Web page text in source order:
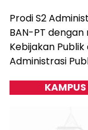
Prodi S2
BAN-PT
Kebijakan
Administrasi